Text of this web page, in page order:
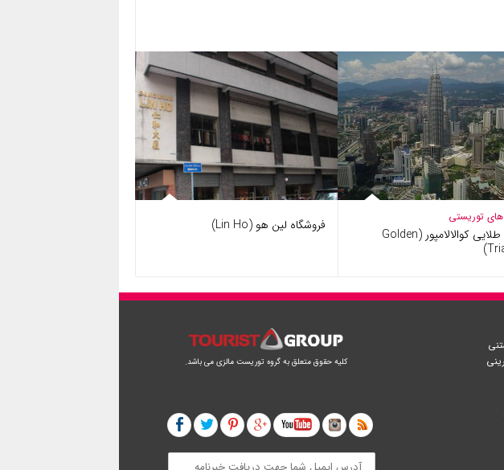
های توریستی
مثلث طلایی کوالالامپور (Golden
فروشگاه لین هو (Lin Ho)
کلیه حقوق متعلق به گروه توریست مالزی می باشد.